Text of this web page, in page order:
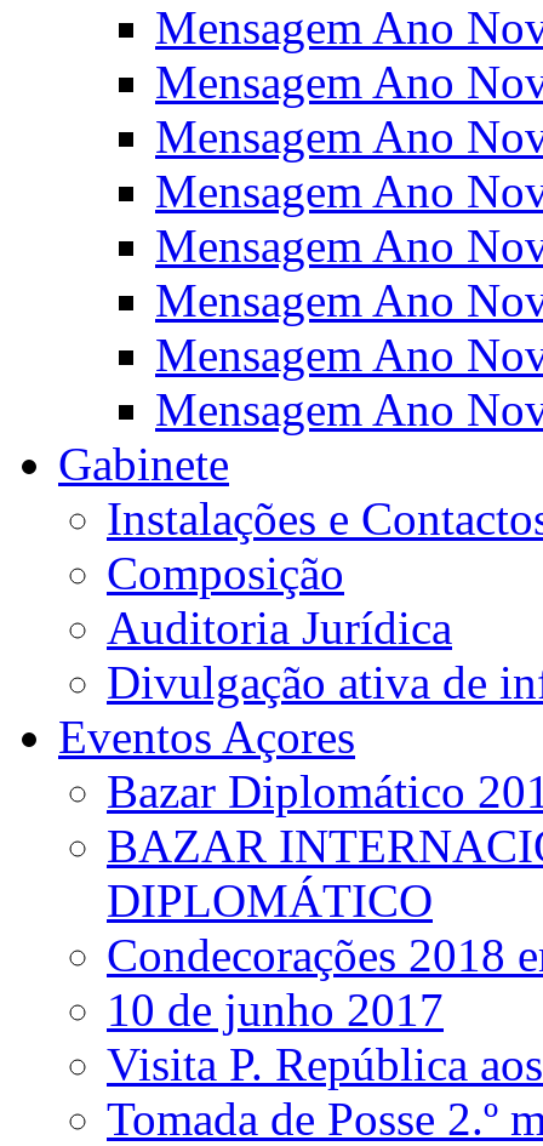
Mensagem Ano
Mensagem Ano
Mensagem Ano
Mensagem Ano
Mensagem Ano
Mensagem Ano
Mensagem Ano
Mensagem Ano
Gabinete
Instalações e
Composição
Auditoria Jurídica
Divulgação ativa de
Eventos Açores
Bazar Diplomático
BAZAR
DIPLOMÁTICO
Condecorações 2018
10 de junho 2017
Visita P. República
Tomada de Posse 2.º